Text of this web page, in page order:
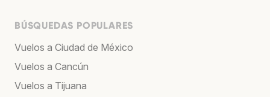
BÚSQUEDAS POPULARES
Vuelos a Ciudad de México
Vuelos a Cancún
Vuelos a Tijuana